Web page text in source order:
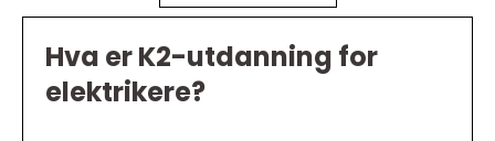
Hva er K2-utdanning for
elektrikere?